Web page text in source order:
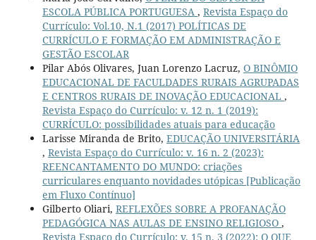
ESCOLA PÚBLICA PORTUGUESA , Revista Espaço do
Currículo: Vol.10, N.1 (2017) POLÍTICAS DE
CURRÍCULO E FORMAÇÃO EM ADMINISTRAÇÃO E
GESTÃO ESCOLAR
Pilar Abós Olivares, Juan Lorenzo Lacruz, O BINÔMIO
EDUCACIONAL DE FACULDADES RURAIS AGRUPADAS
E CENTROS RURAIS DE INOVAÇÃO EDUCACIONAL ,
Revista Espaço do Currículo: v. 12 n. 1 (2019):
CURRÍCULO: possibilidades atuais para educação
Larisse Miranda de Brito, EDUCAÇÃO UNIVERSITÁRIA
, Revista Espaço do Currículo: v. 16 n. 2 (2023):
REENCANTAMENTO DO MUNDO: criações
curriculares enquanto novidades utópicas [Publicação
em Fluxo Contínuo]
Gilberto Oliari, REFLEXÕES SOBRE A PROFANAÇÃO
PEDAGÓGICA NAS AULAS DE ENSINO RELIGIOSO ,
Revista Espaço do Currículo: v. 15 n. 3 (2022): O QUE